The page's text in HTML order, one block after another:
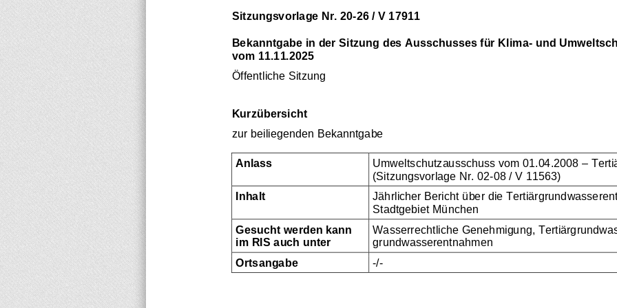
Sitzungsvorlage Nr. 20-26 / V 17911
Bekanntgabe in der Sitzung des Ausschusses für Klima- und
vom 11.11 .2025
Öffentliche Sitzung
Kurzübersicht
zur beiliegenden Bekanntgabe
Anlass Umweltschutzausschuss vom 01.04.2008 –
(Sitzungsvorlage Nr. 02-08 / V 11563)
Inhalt
Jährlicher Bericht über die Tertiä
Stadtgebiet München
Gesucht werden kann
im RIS auch unter
Wasserrechtliche Genehmigung,
grundwasserentnahmen
Ortsangabe
-/-